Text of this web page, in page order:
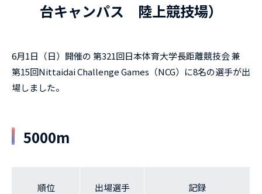
台キャンパス 陸上競技場）
6月1日（日）開催の 第321回日本体育大学長距離競技会 兼
第15回Nittaidai Challenge Games（NCG）に8名の選手が出
場しました。
5000m
順位 出場選手 記録